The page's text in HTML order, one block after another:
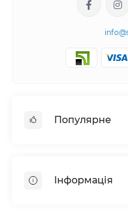
Популярне
Системи зберігання
Інформація